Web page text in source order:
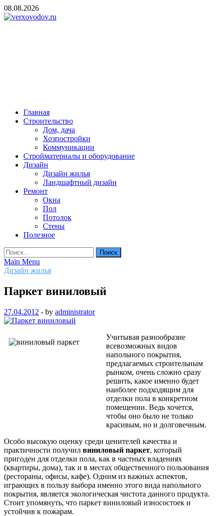
Skip
to
08.08.2026
Главная
Строительство
Дом, дача
Хозпостройки
Коммуникации
Стройматериалы и оборудование
Дизайн
Дизайн жилья
Ландшафтный дизайн
Ремонт
Окна
Пол
Потолок
Стены
Полезное
Найти:
Main Menu
Дизайн жилья
Паркет виниловый
27.04.2012 - by administrator
Учитывая разнообразие
всевозможных видов
напольного покрытия,
предлагаемых строительным
рынком, очень сложно сразу
решить, какое именно будет
наиболее подходящим для
отделки пола в конкретном
помещении. Ведь хочется,
чтобы оно было не только
красивым, но и долговечным.
Особо высокую оценку среди ценителей качества и
практичности получил виниловый паркет, который
пригоден для отделки пола, как в частных владениях
(квартиры, дома), так и в местах общественного пользования
(рестораны, офисы, кафе). Одним из важных аспектов,
играющих в пользу выбора именно этого вида напольного
покрытия, является экологическая чистота данного продукта.
Стоит упомянуть, что паркет виниловый износостоек и
устойчив к пожарам.